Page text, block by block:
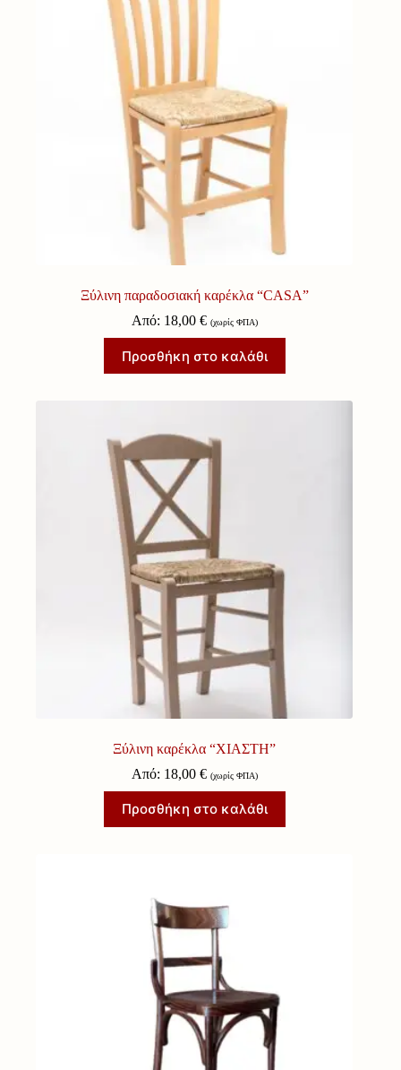
Ξύλινη παραδοσιακή καρέκλα “CASA”
Από: 18,00 € (χωρίς ΦΠΑ)
Προσθήκη στο καλάθι
Ξύλινη καρέκλα “ΧΙΑΣΤΗ”
Από: 18,00 € (χωρίς ΦΠΑ)
Προσθήκη στο καλάθι